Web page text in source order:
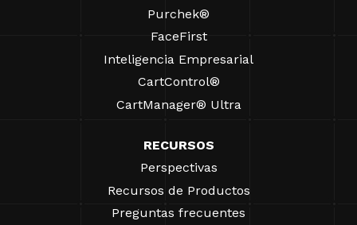
Purchek®
FaceFirst
Inteligencia Empresarial
CartControl®
CartManager® Ultra
RECURSOS
Perspectivas
Recursos de Productos
Preguntas frecuentes